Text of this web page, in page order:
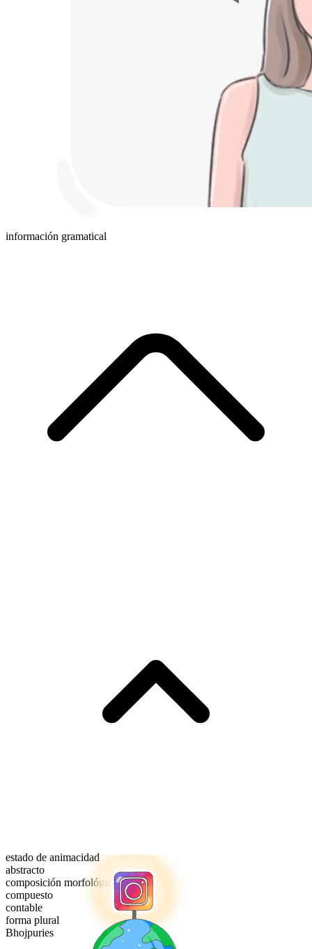
información gramatical
estado de animacidad
abstracto
composición morfológica
compuesto
contable
forma plural
Bhojpuries